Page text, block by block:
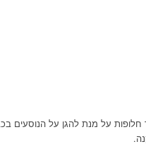
מספר חלופות על מנת להגן על